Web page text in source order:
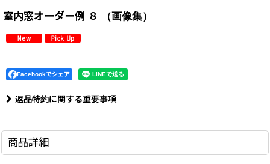
室内窓オーダー例 ８ （画像集）
Facebookでシェア
返品特約に関する重要事項
商品詳細